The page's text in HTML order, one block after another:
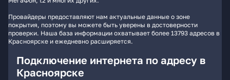
Провайдеры предоставляют нам актуальные данные о зоне
покрытия, поэтому вы можете быть уверены в достоверности
проверки. Наша база информации охватывает более 13793 адресов в
Красноярске и ежедневно расширяется.
Подключение интернета по адресу в
Красноярске